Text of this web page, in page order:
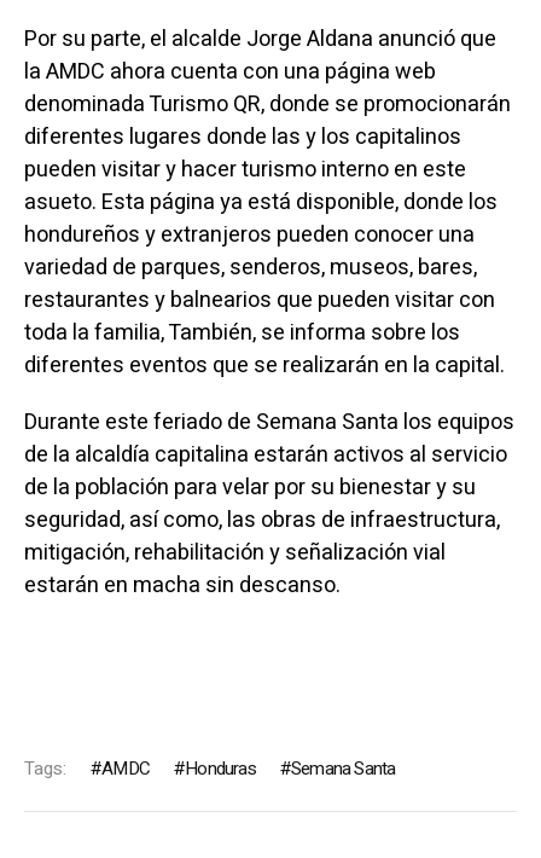
Por su parte, el alcalde Jorge Aldana anunció que
la AMDC ahora cuenta con una página web
denominada Turismo QR, donde se promocionarán
diferentes lugares donde las y los capitalinos
pueden visitar y hacer turismo interno en este
asueto. Esta página ya está disponible, donde los
hondureños y extranjeros pueden conocer una
variedad de parques, senderos, museos, bares,
restaurantes y balnearios que pueden visitar con
toda la familia, También, se informa sobre los
diferentes eventos que se realizarán en la capital.
Durante este feriado de Semana Santa los equipos
de la alcaldía capitalina estarán activos al servicio
de la población para velar por su bienestar y su
seguridad, así como, las obras de infraestructura,
mitigación, rehabilitación y señalización vial
estarán en macha sin descanso.
Tags: AMDC Honduras Semana Santa